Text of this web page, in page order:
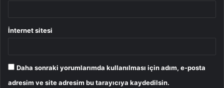
İnternet sitesi
Daha sonraki yorumlarımda kullanılması için adım, e-posta
adresim ve site adresim bu tarayıcıya kaydedilsin.